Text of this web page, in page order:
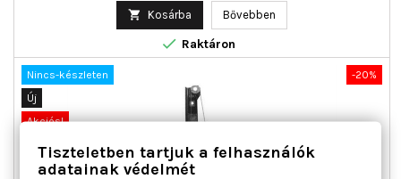
 Kosárba Bővebben
 Raktáron
-20%
Nincs-készleten
Új
Akciós!
Tiszteletben tartjuk a felhasználók
adatainak védelmét